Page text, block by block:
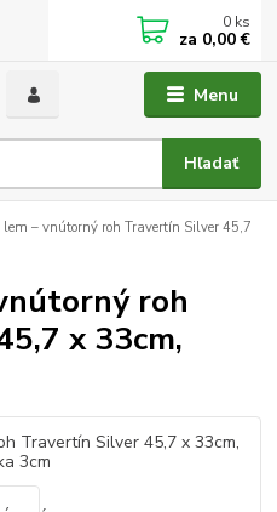
Menu
Hľadať
0 ks
za 0,00 €
lem – vnútorný roh Travertín Silver 45,7
roh
x 33cm,